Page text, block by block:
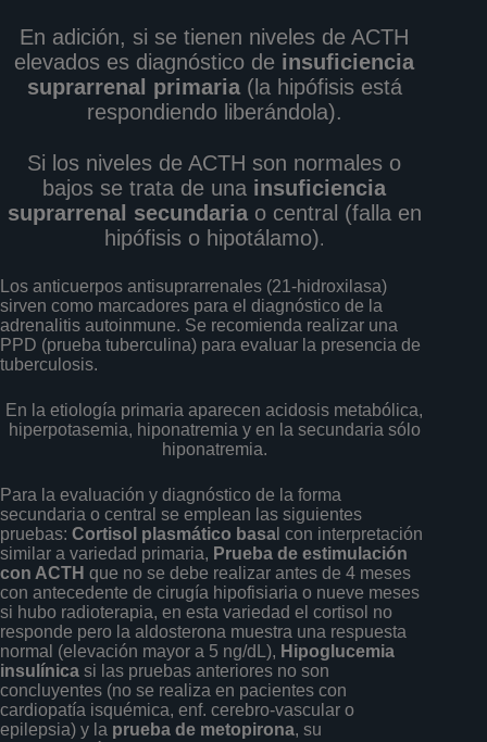
En adición, si se tienen niveles de ACTH
elevados es diagnóstico de insuficiencia
suprarrenal primaria(la hipófisis está
respondiendo liberándola).
Si los niveles de ACTH son normales o
bajos se trata de una insuficiencia
suprarrenal secundariao central (falla en
hipófisis o hipotálamo).
Los anticuerpos antisuprarrenales (21-hidroxilasa)
sirven como marcadores para el diagnóstico de la
adrenalitis autoinmune. Se recomienda realizar una
PPD (prueba tuberculina) para evaluar la presencia de
tuberculosis.
En la etiología primaria aparecen acidosis metabólica,
hiperpotasemia, hiponatremia y en la secundaria sólo
hiponatremia.
Para la evaluación y diagnóstico de la forma
secundaria o central se emplean las siguientes
pruebas: Cortisol plasmático basa l con interpretación
similar a variedad primaria, Prueba de estimulación
con ACTH que no se debe realizar antes de 4 meses
con antecedente de cirugía hipofisiaria o nueve meses
si hubo radioterapia, en esta variedad el cortisol no
responde pero la aldosterona muestra una respuesta
normal (elevación mayor a 5 ng/dL), Hipoglucemia
insulínica si las pruebas anteriores no son
concluyentes (no se realiza en pacientes con
cardiopatía isquémica, enf. cerebro-vascular o
epilepsia) y la prueba de metopirona, su